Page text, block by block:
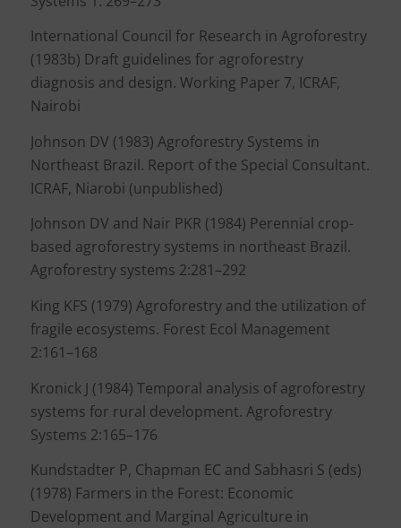
International Council for Research in Agroforestry
(1983b) Draft guidelines for agroforestry
diagnosis and design. Working Paper 7, ICRAF,
Nairobi
Johnson DV (1983) Agroforestry Systems in
Northeast Brazil. Report of the Special Consultant.
ICRAF, Niarobi (unpublished)
Johnson DV and Nair PKR (1984) Perennial crop-
based agroforestry systems in northeast Brazil.
Agroforestry systems 2:281–292
King KFS (1979) Agroforestry and the utilization of
fragile ecosystems. Forest Ecol Management
2:161–168
Kronick J (1984) Temporal analysis of agroforestry
systems for rural development. Agroforestry
Systems 2:165–176
Kundstadter P, Chapman EC and Sabhasri S (eds)
(1978) Farmers in the Forest: Economic
Development and Marginal Agriculture in